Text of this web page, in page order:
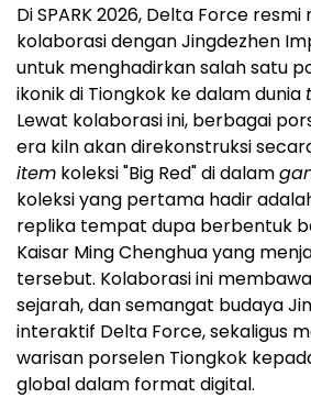
Di SPARK 2026, Delta Force
kolaborasi dengan Jingdezhen
untuk menghadirkan salah satu
ikonik di Tiongkok ke dalam dunia
Lewat kolaborasi ini, berbagai
era kiln akan direkonstruksi
item koleksi "Big Red" di dalam
koleksi yang pertama hadir
replika tempat dupa berbentuk
Kaisar Ming Chenghua yang
tersebut. Kolaborasi ini
sejarah, dan semangat budaya
interaktif Delta Force, sekaligus
warisan porselen Tiongkok
global dalam format digital.